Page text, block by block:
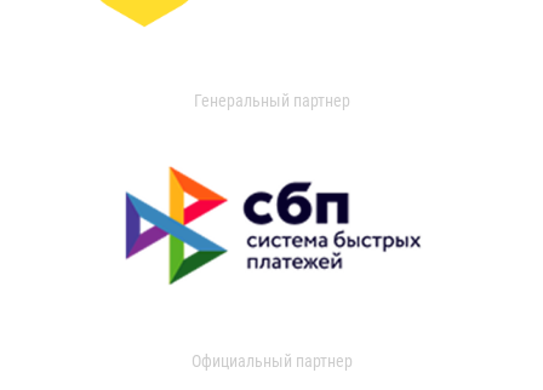
Генеральный партнер
Официальный партнер